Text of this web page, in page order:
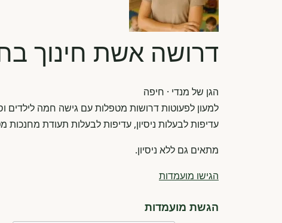
דרושה אשת חינוך
הגן של מנדי · חיפה
למעון לפעוטות דרושות מטפלות עם גישה חמה לילדים
עדיפות לבעלות ניסיון, עדיפות לבעלות תעודת מחנכות
מתאים גם ללא ניסיון.
הגישו מועמדות
הגשת מועמדות